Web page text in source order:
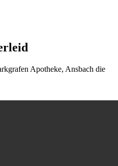
Apotheke, Ansbach die